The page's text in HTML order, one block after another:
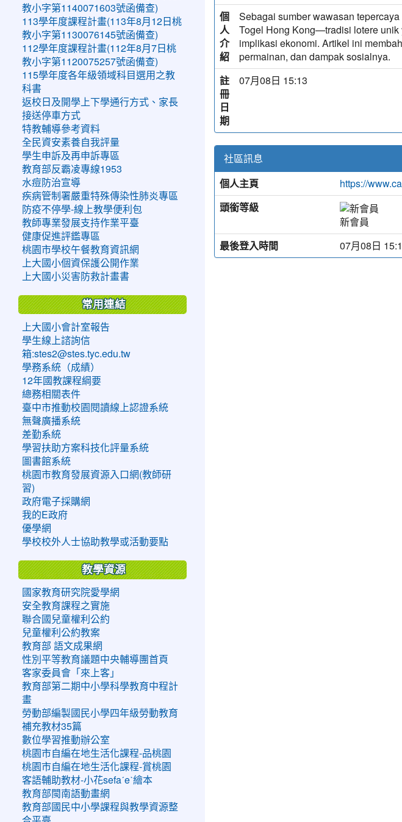
個
人
介
紹
Sebagai sumber wawasan
Togel Hong Kong—tradisi lotere
implikasi ekonomi. Artikel ini
permainan, dan dampak sosialnya.
註
冊
日
期
07月08日 15:13
社區訊息
個人主頁
https://
頭銜等級
新會員
最後登入時間
07月08日
教小字第1140071603號函備查)
113學年度課程計畫(113年8月12日桃
教小字第1130076145號函備查)
112學年度課程計畫(112年8月7日桃
教小字第1120075257號函備查)
115學年度各年級領域科目選用之教
科書
返校日及開學上下學通行方式、家長
接送停車方式
特教輔導參考資料
全民資安素養自我評量
學生申訴及再申訴專區
教育部反霸凌專線1953
水痘防治宣導
疾病管制署嚴重特殊傳染性肺炎專區
防疫不停學-線上教學便利包
教師專業發展支持作業平臺
健康促進評鑑專區
桃園市學校午餐教育資訊網
上大國小個資保護公開作業
上大國小災害防救計畫書
常用連結
上大國小會計室報告
學生線上諮詢信
箱:stes2@stes.tyc.edu.tw
學務系統（成績）
12年國教課程綱要
總務相關表件
臺中市推動校園閱讀線上認證系統
無聲廣播系統
差勤系統
學習扶助方案科技化評量系統
圖書館系統
桃園市教育發展資源入口網(教師研
習)
政府電子採購網
我的E政府
優學網
學校校外人士協助教學或活動要點
教學資源
國家教育研究院愛學網
安全教育課程之實施
聯合國兒童權利公約
兒童權利公約教案
教育部 語文成果網
性別平等教育議題中央輔導團首頁
客家委員會「來上客」
教育部第二期中小學科學教育中程計
畫
勞動部編製國民小學四年級勞動教育
補充教材35篇
數位學習推動辦公室
桃園市自編在地生活化課程-品桃園
桃園市自編在地生活化課程-賞桃園
客語輔助教材-小花sefaˊeˋ繪本
教育部閩南語動畫網
教育部國民中小學課程與教學資源整